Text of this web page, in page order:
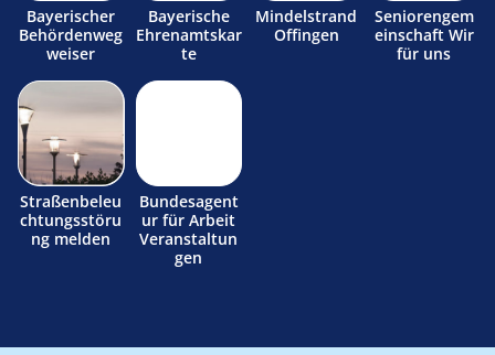
Bayerischer
Behördenweg
weiser
Bayerische
Ehrenamtskar
te
Mindelstrand
Offingen
Seniorengem
einschaft Wir
für uns
Straßenbeleu
chtungsstöru
ng melden
Bundesagent
ur für Arbeit
Veranstaltun
gen